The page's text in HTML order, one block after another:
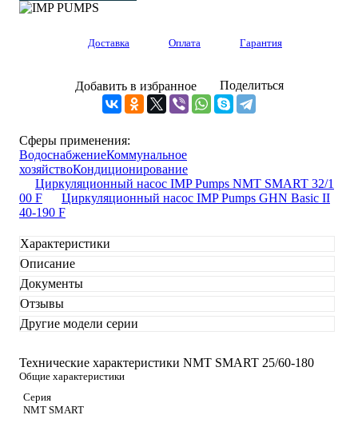
Доставка Оплата Гарантия
Добавить в избранное Поделиться
Сферы применения:
ВодоснабжениеКоммунальное
хозяйствоКондиционирование
Циркуляционный насос IMP Pumps NMT SMART 32/1
00 F
Циркуляционный насос IMP Pumps GHN Basic II
40-190 F
Характеристики
Описание
Документы
Отзывы
Другие модели серии
Технические характеристики NMT SMART 25/60-180
Общие характеристики
Серия
NMT SMART